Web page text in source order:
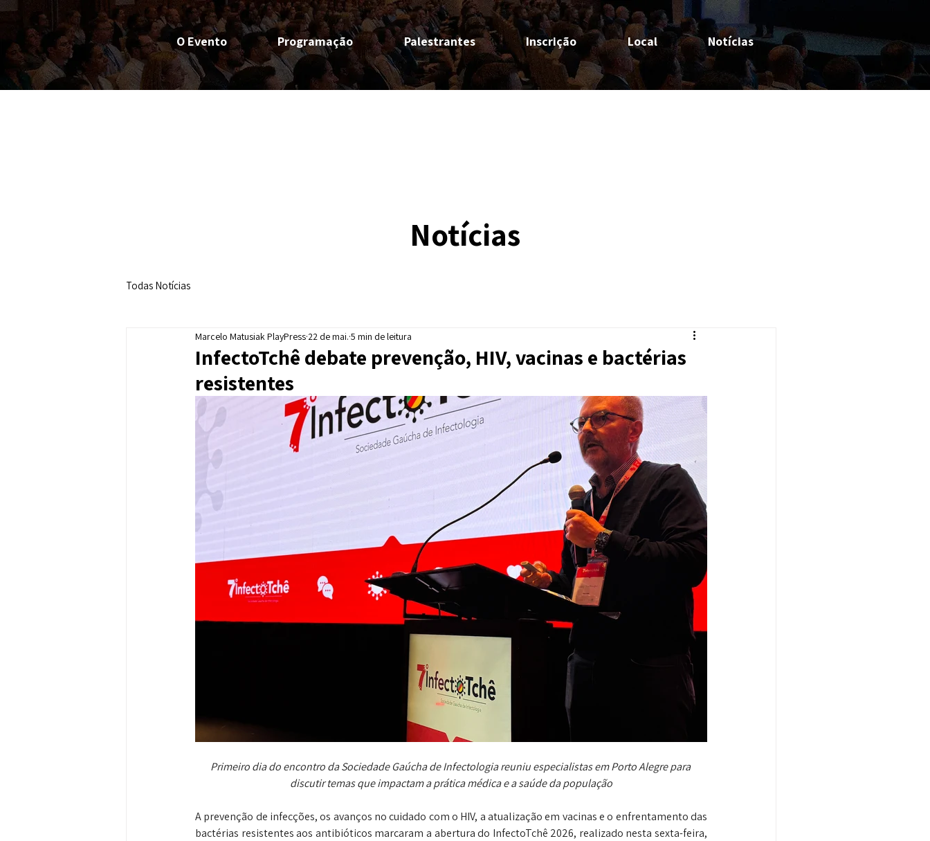
O Evento Programação Palestrantes Inscrição Local Notícias
Notícias
Todas Notícias
InfectoTchê debate prevenção, HIV, vacinas e bactérias
resistentes
Marcelo Matusiak PlayPress 22 de mai. 5 min de leitura
Primeiro dia do encontro da Sociedade Gaúcha de Infectologia reuniu especialistas em Porto Alegre para
discutir temas que impactam a prática médica e a saúde da população
A prevenção de infecções, os avanços no cuidado com o HIV, a atualização em vacinas e o enfrentamento das
bactérias resistentes aos antibióticos marcaram a abertura do InfectoTchê 2026, realizado nesta sexta-feira,